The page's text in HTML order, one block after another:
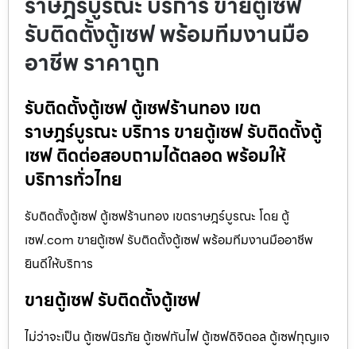
รับติดตั้งตู้เซฟ พร้อมทีมงานมือ
อาชีพ ราคาถูก
รับติดตั้งตู้เซฟ ตู้เซฟร้านทอง เขต
ราษฎร์บูรณะ บริการ ขายตู้เซฟ รับติดตั้งตู้
เซฟ ติดต่อสอบถามได้ตลอด พร้อมให้
บริการทั่วไทย
รับติดตั้งตู้เซฟ ตู้เซฟร้านทอง เขตราษฎร์บูรณะ โดย ตู้
เซฟ.com ขายตู้เซฟ รับติดตั้งตู้เซฟ พร้อมทีมงานมืออาชีพ
ยินดีให้บริการ
ขายตู้เซฟ รับติดตั้งตู้เซฟ
ไม่ว่าจะเป็น ตู้เซฟนิรภัย ตู้เซฟกันไฟ ตู้เซฟดิจิตอล ตู้เซฟกุญแจ